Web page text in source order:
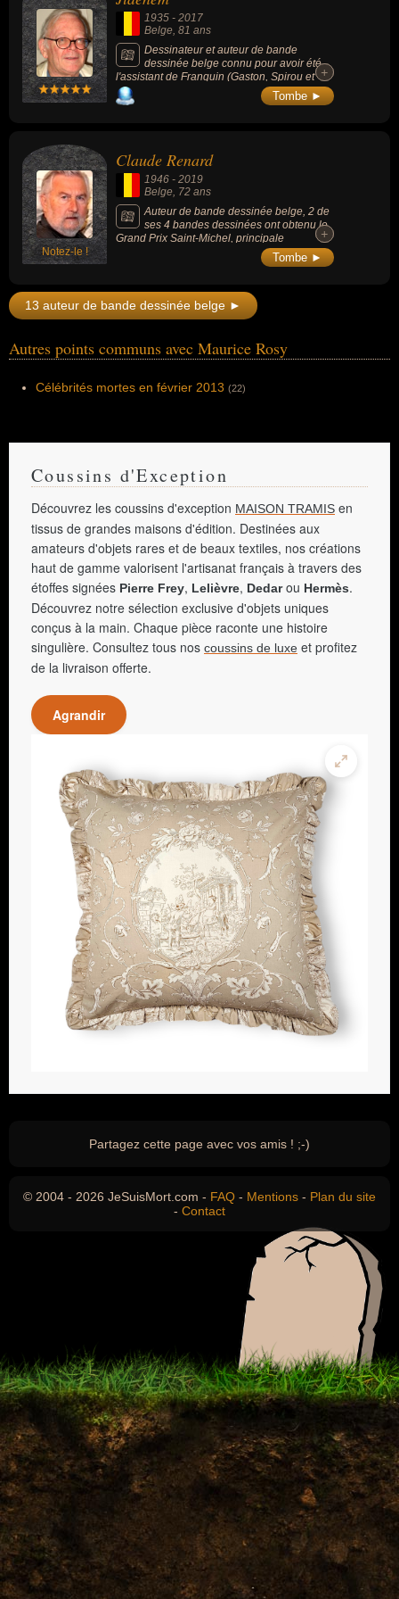
1935 - 2017
Belge, 81 ans
Dessinateur et auteur de bande
dessinée belge connu pour avoir été
l'assistant de Franquin (Gaston, Spirou et
Fantasio) et un auteur à part entière (Ginger,
Starter, Sophie).
+
+
Tombe ►
Notez-le !
Claude Renard
1946 - 2019
Belge , 72 ans
Auteur de bande dessinée belge, 2 de
ses 4 bandes dessinées ont obtenu le
Grand Prix Saint-Michel, principale
récompense belge de bande dessinée
attribuée à un album entre 1975 et 1986.
+
+
Tombe ►
13 auteur de bande dessinée belge ►
Autres points communs avec Maurice Rosy
Célébrités mortes en février 2013 (22)
Coussins d'Exception
Découvrez les coussins d'exception MAISON TRAMIS en
tissus de grandes maisons d'édition. Destinées aux
amateurs d'objets rares et de beaux textiles, nos créations
haut de gamme valorisent l'artisanat français à travers des
étoffes signées Pierre Frey, Lelièvre, Dedarou Hermès.
Découvrez notre sélection exclusive d'objets uniques
conçus à la main. Chaque pièce raconte une histoire
singulière. Consultez tous nos coussins de luxe et profitez
de la livraison offerte.
Agrandir
Partagez cette page avec vos amis ! ;-)
© 2004 - 2026 JeSuisMort.com - FAQ - Mentions - Plan du site
- Contact